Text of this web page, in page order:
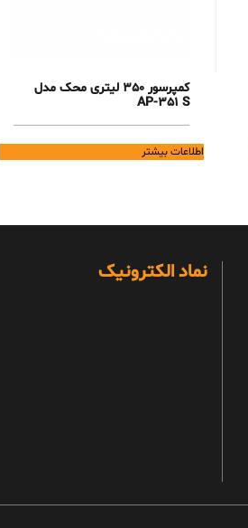
کمپرسور 350 لیتری محک مدل
AP-351 S
اطلاعات بیشتر
نماد الکترونیک